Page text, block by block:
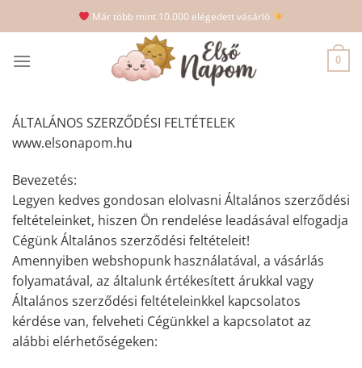
to
Már több mint 10.000 elégedett vásárló
0
ÁLTALÁNOS SZERZŐDÉSI FELTÉTELEK
www.elsonapom.hu
Bevezetés:
Legyen kedves gondosan elolvasni Általános szerződési
feltételeinket, hiszen Ön rendelése leadásával elfogadja
Cégünk Általános szerződési feltételeit!
Amennyiben webshopunk használatával, a vásárlás
folyamatával, az általunk értékesített árukkal vagy
Általános szerződési feltételeinkkel kapcsolatos
kérdése van, felveheti Cégünkkel a kapcsolatot az
alábbi elérhetőségeken: